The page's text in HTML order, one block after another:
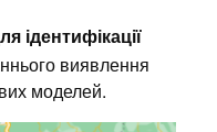
ідентифікації
виявлення
моделей.